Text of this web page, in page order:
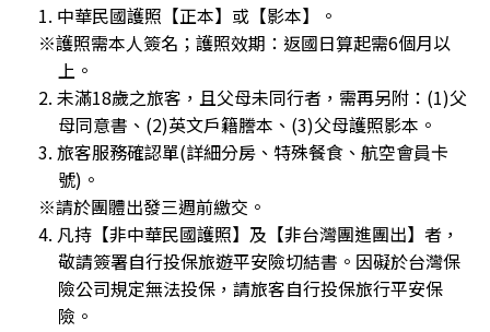
1. 中華民國護照【正本】或【影本】。
※護照需本人簽名；護照效期：返國日算起需6個月以
上。
2. 未滿18歲之旅客，且父母未同行者，需再另附：(1)父
母同意書、(2)英文戶籍謄本、(3)父母護照影本。
3. 旅客服務確認單(詳細分房、特殊餐食、航空會員卡
號)。
※請於團體出發三週前繳交。
4. 凡持【非中華民國護照】及【非台灣團進團出】者，
敬請簽署自行投保旅遊平安險切結書。因礙於台灣保
險公司規定無法投保，請旅客自行投保旅行平安保
險。